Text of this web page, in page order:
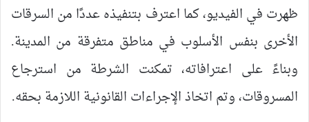
ظهرت في الفيديو، كما اعترف بتنفيذه عددًا من السرقات
الأخرى بنفس الأسلوب في مناطق متفرقة من المدينة.
وبناءً على اعترافاته، تمكنت الشرطة من استرجاع
المسروقات، وتم اتخاذ الإجراءات القانونية اللازمة بحقه.